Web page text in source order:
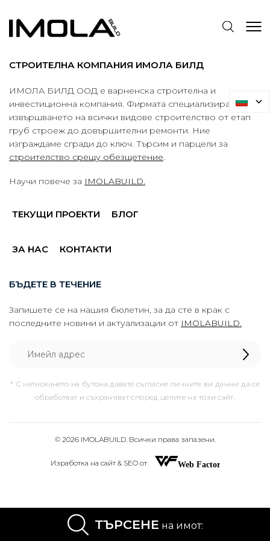
СТРОИТЕЛНА КОМПАНИЯ ИМОЛА БИЛД
ИМОЛА БИЛД ООД е варненска строителна и
инвестиционна компания. Фирмата специализира в
извършването на всички видове строителство от етап
груб строеж до довършителни ремонти. Ние
изграждаме сгради до ключ. Търсим и парцели за
строителство срещу обезщетение.
Научи повече за IMOLABUILD.
ТЕКУЩИ ПРОЕКТИ БЛОГ
ЗА НАС КОНТАКТИ
БЪДЕТЕ В ТЕЧЕНИЕ
Запишете се на нашия бюлетин, за да сте в крак с
последните новини и актуализации от IMOLABUILD.
* С натискането на бутона давате съгласие личните ви данни да се
обработват и съхраняват според целите на този сайт.
© 2026 IMOLABUILD. Всички права запазени.
Изработка на сайт & SEO от
ТЪРСЕНЕ на имот: